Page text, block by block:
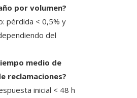
por volumen?
pérdida < 0,5% y
del
medio de
reclamaciones?
inicial < 48 h